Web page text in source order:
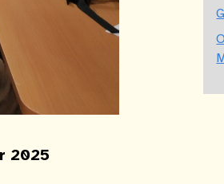
2025